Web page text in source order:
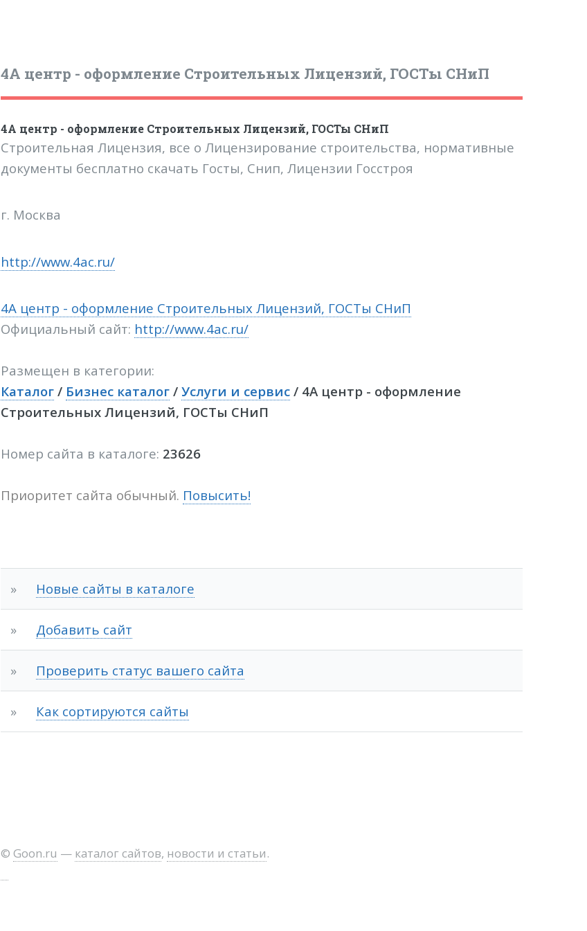
4А центр - оформление Строительных Лицензий, ГОСТы СНиП
4А центр - оформление Строительных Лицензий, ГОСТы СНиП
Строительная Лицензия, все о Лицензирование строительства, нормативные
документы бесплатно скачать Госты, Снип, Лицензии Госстроя
г. Москва
http://www.4ac.ru/
4А центр - оформление Строительных Лицензий, ГОСТы СНиП
Официальный сайт: http://www.4ac.ru/
Размещен в категории:
Каталог/ Бизнес каталог/ Услуги и сервис/ 4А центр - оформление
Строительных Лицензий, ГОСТы СНиП
Номер сайта в каталоге: 23626
Приоритет сайта обычный. Повысить!
» Новые сайты в каталоге
» Добавить сайт
» Проверить статус вашего сайта
» Как сортируются сайты
© Goon.ru — каталог сайтов, новости и статьи.